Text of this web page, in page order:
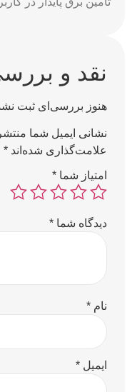
نقد و
هنوز بررسی‌ای ثبت
نشانی ایمیل شما
علامت‌گذاری شده‌اند *
امتیاز شما *
دیدگاه شما *
نام *
ایمیل *